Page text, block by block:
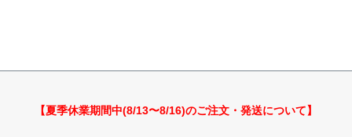
【夏季休業期間中(8/13〜8/16)のご注文・発送について】